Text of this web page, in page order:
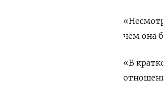
чем она
«В